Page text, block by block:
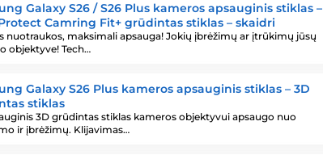
Galaxy S26 / S26 Plus kameros apsauginis stiklas –
Camring Fit+ grūdintas stiklas – skaidri
nuotraukos, maksimali apsauga! Jokių įbrėžimų ar įtrūkimų jūsų
objektyve! Tech…
Galaxy S26 Plus kameros apsauginis stiklas – 3D
stiklas
3D grūdintas stiklas kameros objektyvui apsaugo nuo
ir įbrėžimų. Klijavimas…